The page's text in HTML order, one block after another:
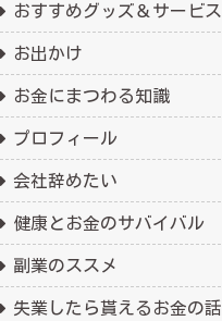
おすすめグッズ＆サービス
お出かけ
お金にまつわる知識
プロフィール
会社辞めたい
健康とお金のサバイバル
副業のススメ
失業したら貰えるお金の話